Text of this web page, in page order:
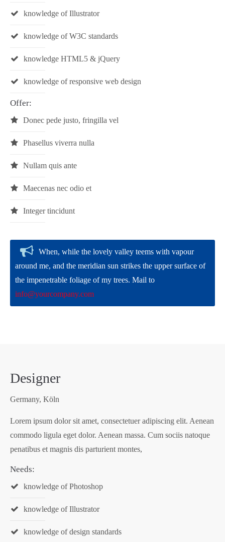
Have any questions?
info@yourdomain.com
elit.
Aenean commodo ligula eget dolor. Aenean massa. Cum
nascetur ridiculus mus. Donec quam felis, ultricies nec.
knowledge of Illustrator
knowledge of W3C standards
knowledge HTML5 & jQuery
knowledge of responsive web design
Offer:
Donec pede justo, fringilla vel
Phasellus viverra nulla
Nullam quis ante
Maecenas nec odio et
Integer tincidunt
When, while the lovely valley teems with vapour
around me, and the meridian sun strikes the upper surface of
the impenetrable foliage of my trees. Mail to
info@yourcompany.com
Designer
Germany, Köln
Lorem ipsum dolor sit amet, consectetuer adipiscing elit. Aenean
commodo ligula eget dolor. Aenean massa. Cum sociis natoque
penatibus et magnis dis parturient montes,
Needs:
knowledge of Photoshop
knowledge of Illustrator
knowledge of design standards